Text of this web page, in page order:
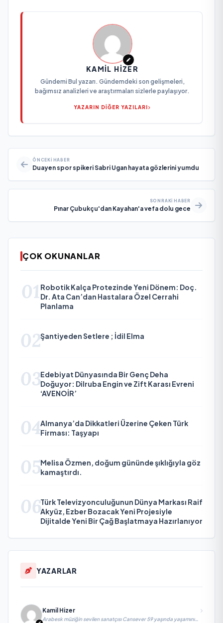
KAMIL HIZER
Gündemi Bul yazarı. Gündemdeki son gelişmeleri,
bağımsız analizleri ve araştırmaları sizlerle paylaşıyor.
YAZARIN DİĞER YAZILARI
ÖNCEKI HABER
Duayen spor spikeri Sabri Ugan hayata gözlerini yumdu
SONRAKI HABER
Pınar Çubukçu'dan Kayahan'a vefa dolu gece
ÇOK OKUNANLAR
01 Robotik Kalça Protezinde Yeni Dönem: Doç.
Dr. Ata Can’dan Hastalara Özel Cerrahi
Planlama
02Şantiyeden Setlere ; İdil Elma
03Edebiyat Dünyasında Bir Genç Deha
Doğuyor: Dilruba Engin ve Zift Karası Evreni
‘AVENOİR’
04Almanya’da Dikkatleri Üzerine Çeken Türk
Firması: Taşyapı
05Melisa Özmen, doğum gününde şıklığıyla göz
kamaştırdı.
06Türk Televizyonculuğunun Dünya Markası Raif
Akyüz, Ezber Bozacak Yeni Projesiyle
Dijitalde Yeni Bir Çağ Başlatmaya Hazırlanıyor
YAZARLAR
Kamil Hizer
Arabesk müziğin sevilen sanatçısı Cansever 59 yaşında yaşamını